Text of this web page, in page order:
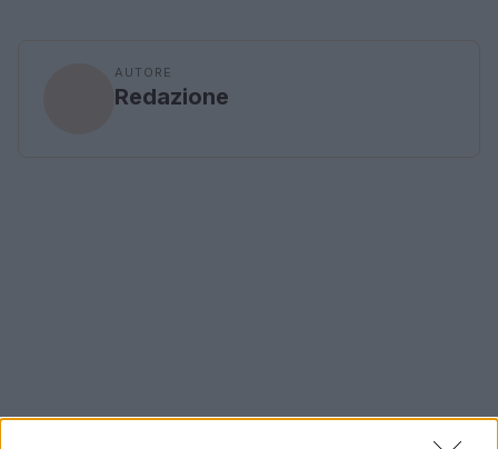
AUTORE
Redazione